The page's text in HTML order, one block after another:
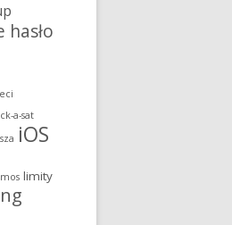
hasło
a-sat
iOS
limity